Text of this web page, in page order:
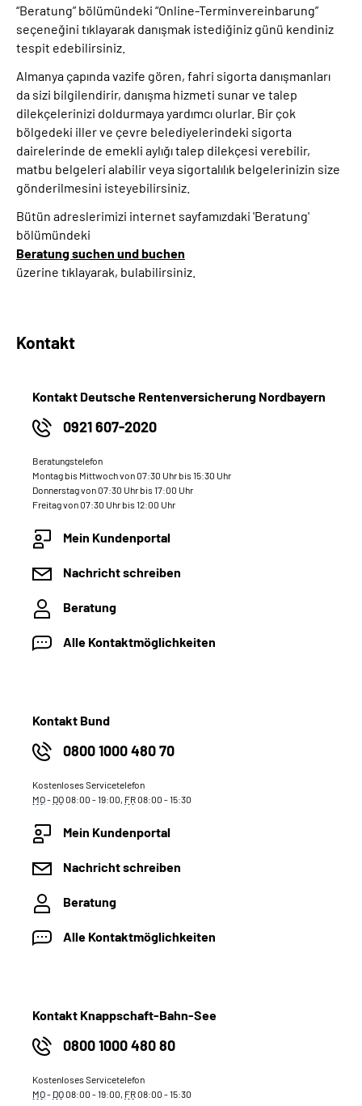
“Beratung” bölümündeki “Online-Terminvereinbarung”
seçeneğini tıklayarak danışmak istediğiniz günü kendiniz
tespit edebilirsiniz.
Almanya çapında vazife gören, fahri sigorta danışmanları
da sizi bilgilendirir, danışma hizmeti sunar ve talep
dilekçelerinizi doldurmaya yardımcı olurlar. Bir çok
bölgedeki iller ve çevre belediyelerindeki sigorta
dairelerinde de emekli aylığı talep dilekçesi verebilir,
matbu belgeleri alabilir veya sigortalılık belgelerinizin size
gönderilmesini isteyebilirsiniz.
Bütün adreslerimizi internet sayfamızdaki 'Beratung'
bölümündeki
Beratung suchen und buchen
üzerine tıklayarak, bulabilirsiniz.
Kontakt
Kontakt Deutsche Rentenversicherung Nordbayern
0921 607-2020
Beratungstelefon
Montag bis Mittwoch von 07:30 Uhr bis 15:30 Uhr
Donnerstag von 07:30 Uhr bis 17:00 Uhr
Freitag von 07:30 Uhr bis 12:00 Uhr
Mein Kundenportal
Nachricht schreiben
Beratung
Alle Kontaktmöglichkeiten
Kontakt Bund
0800 1000 480 70
Kostenloses Servicetelefon
MO- DO08:00 - 19:00, FR08:00 - 15:30
Mein Kundenportal
Nachricht schreiben
Beratung
Alle Kontaktmöglichkeiten
Kontakt Knappschaft-Bahn-See
0800 1000 480 80
Kostenloses Servicetelefon
MO- DO08:00 - 19:00, FR08:00 - 15:30